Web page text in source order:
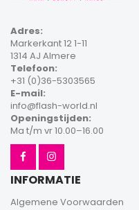
Adres:
Markerkant 12 1-11
1314 AJ Almere
Telefoon:
+31 (0)36-5303565
E-mail:
info@flash-world.nl
Openingstijden:
Ma t/m vr 10.00–16.00
INFORMATIE
Algemene Voorwaarden